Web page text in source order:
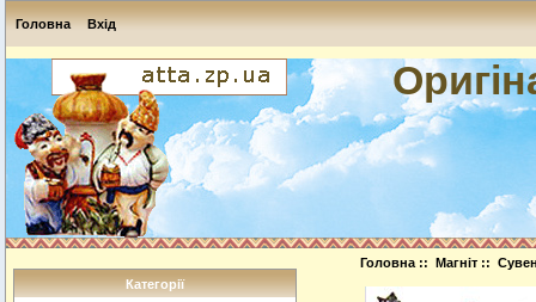
Головна Вхід
Категорії
Головна ::Магніт ::